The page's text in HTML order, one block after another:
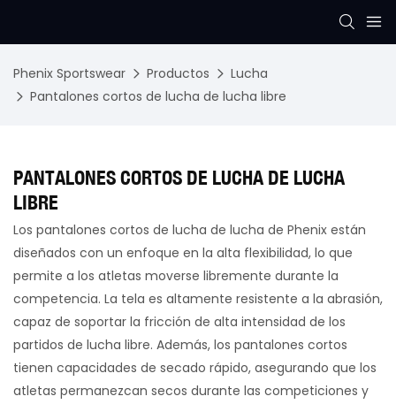
Phenix Sportswear Productos
Lucha
Pantalones cortos de lucha de lucha libre
PANTALONES CORTOS DE LUCHA DE LUCHA
LIBRE
Los pantalones cortos de lucha de lucha de Phenix están
diseñados con un enfoque en la alta flexibilidad, lo que
permite a los atletas moverse libremente durante la
competencia. La tela es altamente resistente a la abrasión,
capaz de soportar la fricción de alta intensidad de los
partidos de lucha libre. Además, los pantalones cortos
tienen capacidades de secado rápido, asegurando que los
atletas permanezcan secos durante las competiciones y